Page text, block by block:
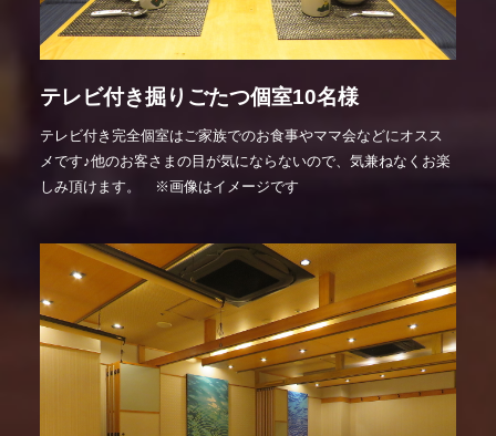
テレビ付き掘りごたつ個室10名様
テレビ付き完全個室はご家族でのお食事やママ会などにオスス
メです♪他のお客さまの目が気にならないので、気兼ねなくお楽
しみ頂けます。 ※画像はイメージです